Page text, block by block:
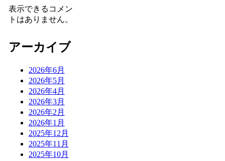
表示できるコメン
トはありません。
アーカイブ
2026年6月
2026年5月
2026年4月
2026年3月
2026年2月
2026年1月
2025年12月
2025年11月
2025年10月